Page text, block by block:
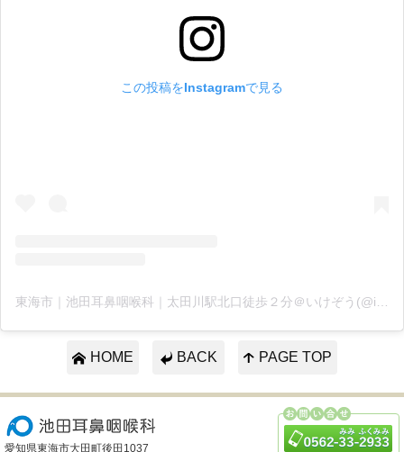
この投稿をInstagramで見る
HOME BACK PAGE TOP
愛知県東海市大田町後田1037